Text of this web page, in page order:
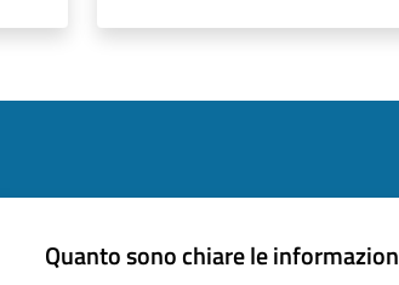
Quanto sono chiare le